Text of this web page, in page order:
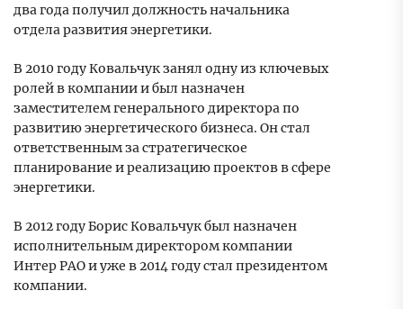
два года получил должность начальника
отдела развития энергетики.
В 2010 году Ковальчук занял одну из ключевых
ролей в компании и был назначен
заместителем генерального директора по
развитию энергетического бизнеса. Он стал
ответственным за стратегическое
планирование и реализацию проектов в сфере
энергетики.
В 2012 году Борис Ковальчук был назначен
исполнительным директором компании
Интер РАО и уже в 2014 году стал президентом
компании.